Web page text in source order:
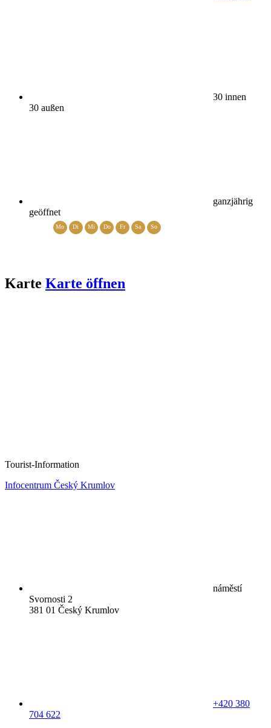
30 innen
30 außen
ganzjährig
geöffnet
Mo Di Mi Do Fr Sa So
Karte Karte öffnen
Tourist-Information
Infocentrum Český Krumlov
náměstí
Svornosti 2
381 01 Český Krumlov
+420 380
704 622